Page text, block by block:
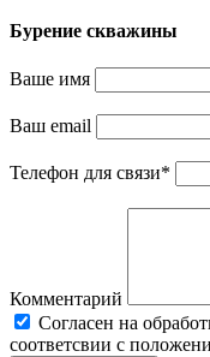
Бурение скважины
Ваше имя
Ваш email
Телефон для связи*
Комментарий
Cогласен на
соответсвии с